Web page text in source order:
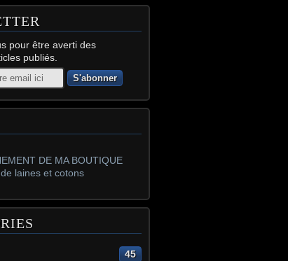
pour être averti des
publiés.
DE MA BOUTIQUE
laines et cotons
45